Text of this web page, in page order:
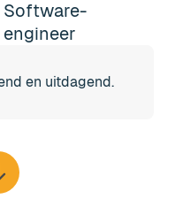
CKS is een bedrijf, geen